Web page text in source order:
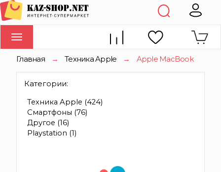
Toggle
navigation
Главная
→ Техника Apple → Apple MacBook
Категории:
Техника Apple (424)
Смартфоны (76)
Другое (16)
Playstation (1)